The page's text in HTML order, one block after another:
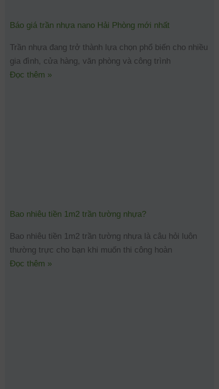
Báo giá trần nhựa nano Hải Phòng mới nhất
Trần nhựa đang trở thành lựa chọn phổ biến cho nhiều
gia đình, cửa hàng, văn phòng và công trình
Đọc thêm »
Bao nhiêu tiền 1m2 trần tường nhựa?
Bao nhiêu tiền 1m2 trần tường nhựa là câu hỏi luôn
thường trực cho bạn khi muốn thi công hoàn
Đọc thêm »